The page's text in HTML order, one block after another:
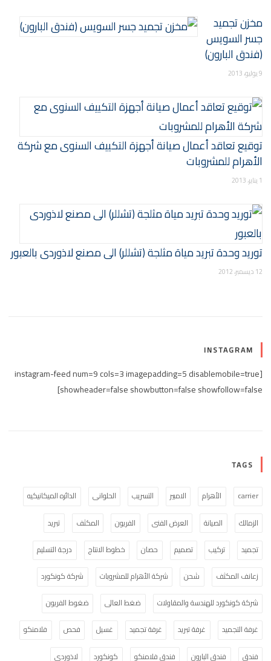
مخزن تجميد
جسر السويس
(فندق البارون)
9 يوليو، 2013
توقيع تعاقد أعمال صيانة أجهزة التكييف السنوى مع شركة
الأهرام للمشروبات
1 يناير، 2013
توريد وحدة تبريد مياة مثلجة (تشللر) الى مصنع لاذوردى بالعبور
12 ديسمبر، 2012
INSTAGRAM
[instagram-feed num=9 cols=3 imagepadding=5 disablemobile=true
showheader=false showbutton=false showfollow=false]
TAGS
carrier الأهرام الامبير التسريب الحلوانى
الدائره الميكانيكيه
الزمالك
الصيانة العرض الفنى الفريون المكثف
تبريد
تجميد
تركيب تصميم حصان خطوط الانتاج
درجة التسليم
زعانف المكثف
شحن شركة الأهرام للمشروبات
شركة كونكورد
شركة كونكورد للهندسة والمقاولات
ضغط العالى
ضغوط الفريون
غرفة التجميد
غرفة تبريد غرفة تجميد غسيل فحص
فلامنكو
فندق
فندق البارون فندق فلامنكو كونكورد
لاذوردى